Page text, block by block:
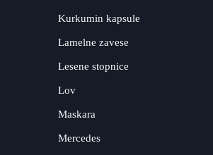
Kurkumin kapsule
Lamelne zavese
Lesene stopnice
Lov
Maskara
Mercedes